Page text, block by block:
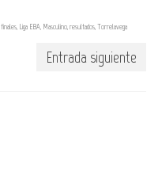
finales, Liga EBA, Masculino,resultados,Torrelavega
Entrada siguiente